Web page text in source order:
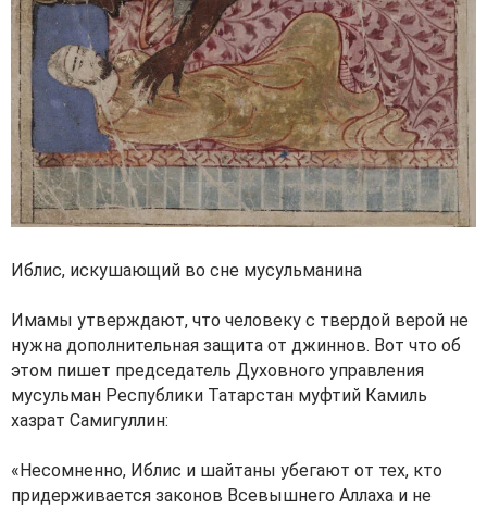
Иблис, искушающий во сне мусульманина
Имамы утверждают, что человеку с твердой верой не
нужна дополнительная защита от джиннов. Вот что об
этом пишет председатель Духовного управления
мусульман Республики Татарстан муфтий Камиль
хазрат Самигуллин:
«Несомненно, Иблис и шайтаны убегают от тех, кто
придерживается законов Всевышнего Аллаха и не